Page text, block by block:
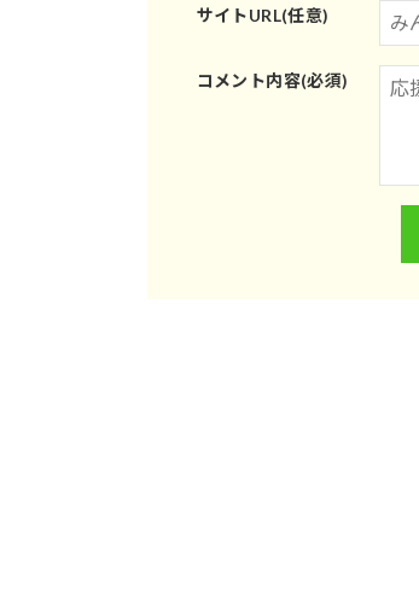
サイトURL(任意)
コメント内容(必須)